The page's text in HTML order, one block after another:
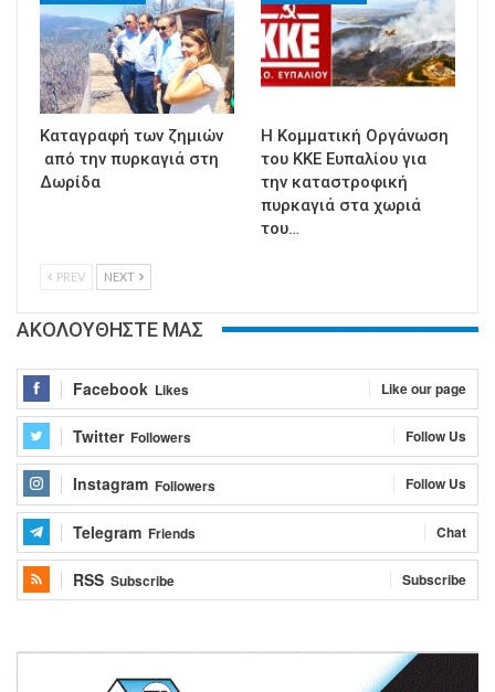
Καταγραφή των ζημιών
από την πυρκαγιά στη
Δωρίδα
Η Κομματική Οργάνωση
του ΚΚΕ Ευπαλίου για
την καταστροφική
πυρκαγιά στα χωριά
του…
PREV NEXT
ΑΚΟΛΟΥΘΗΣΤΕ ΜΑΣ
Facebook Likes Like our page
Twitter Followers Follow Us
Instagram Followers Follow Us
Telegram Friends Chat
RSS Subscribe Subscribe